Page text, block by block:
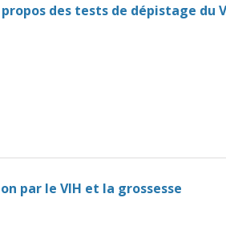
des tests de dépistage du
par le VIH et la grossesse